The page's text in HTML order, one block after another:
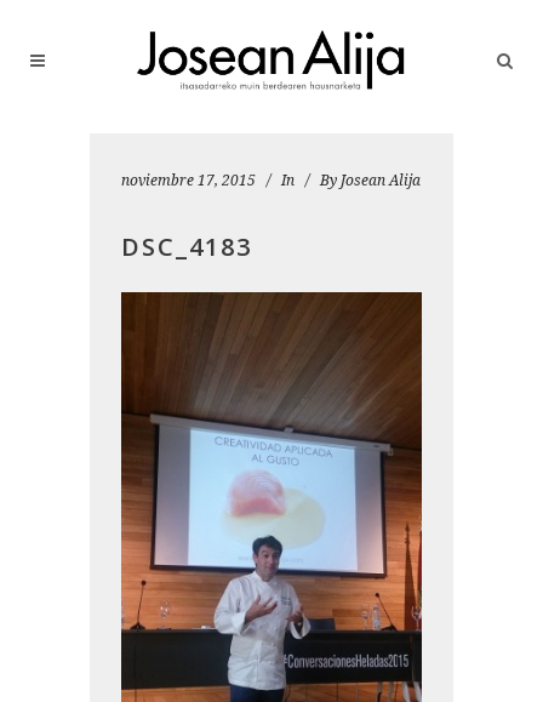
noviembre 17, 2015 In By Josean Alija
DSC_4183